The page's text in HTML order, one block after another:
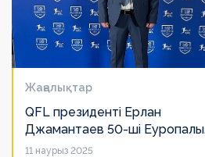
Жаңалықтар
QFL президенті Ерлан
Джамантаев 50-ші Еуропалық
лигалар Бас ассамблеясына
11 наурыз 2025